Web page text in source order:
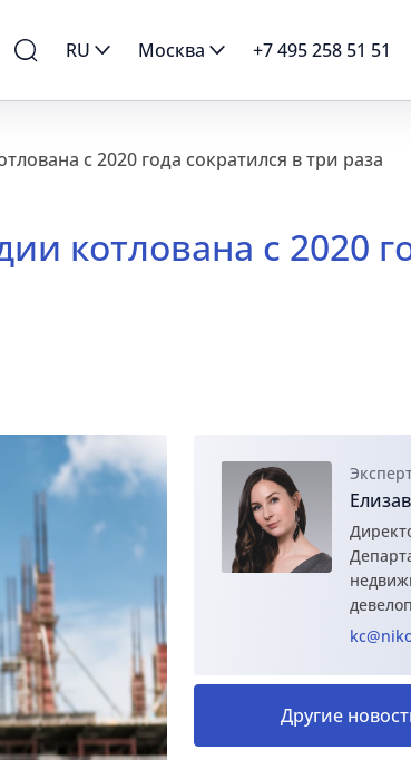
RU Москва +7 495 258 51 51
с 2020 года сократился в три раза
котлована с 2020
Другие